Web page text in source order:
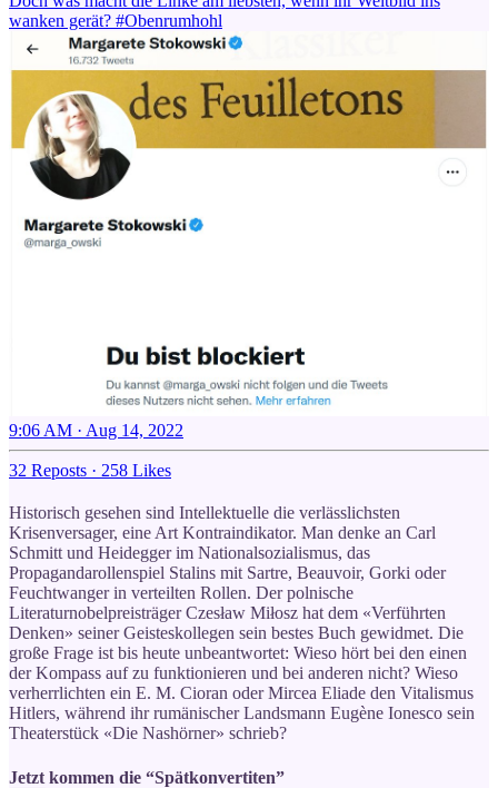
wanken gerät? #Obenrumhohl
9:06 AM · Aug 14, 2022
32 Reposts · 258 Likes
Historisch gesehen sind Intellektuelle die verlässlichsten
Krisenversager, eine Art Kontraindikator. Man denke an Carl
Schmitt und Heidegger im Nationalsozialismus, das
Propagandarollenspiel Stalins mit Sartre, Beauvoir, Gorki oder
Feuchtwanger in verteilten Rollen. Der polnische
Literaturnobelpreisträger Czesław Miłosz hat dem «Verführten
Denken» seiner Geisteskollegen sein bestes Buch gewidmet. Die
große Frage ist bis heute unbeantwortet: Wieso hört bei den einen
der Kompass auf zu funktionieren und bei anderen nicht? Wieso
verherrlichten ein E. M. Cioran oder Mircea Eliade den Vitalismus
Hitlers, während ihr rumänischer Landsmann Eugène Ionesco sein
Theaterstück «Die Nashörner» schrieb?
Jetzt kommen die “Spätkonvertiten”